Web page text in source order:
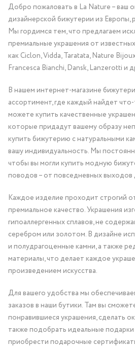
Добро пожаловать в La Nature – ваш
дизайнерской бижутерии из Европы,
Мы гордимся тем, что предлагаем
премиальные украшения от
как Ciclon, Vidda, Taratata, Nature
Francesca Bianchi, Dansk, Lanzerotti и
В нашем интернет-магазине
ассортимент, где каждый найдет что-
можете купить качественные
которые придадут вашему образу
купить бижутерию с натуральными
вашу индивидуальность. Мы
чтобы вы могли купить модную
поводов – от повседневных
Каждое изделие проходит строгий
премиальное качество. Украшения
гипоаллергенных сплавов, не
серебром или золотом. В дизайне
и полудрагоценные камни, а также
материалы, что делает каждое
произведением искусства.
Для вашего удобства мы
заказов в наши бутики. Там вы
понравившиеся украшения, сделать
также подобрать идеальные подарки
приобрести подарочные